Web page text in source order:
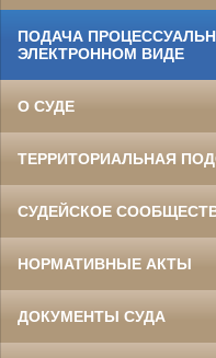
ПОДАЧА
ЭЛЕКТРОННОМ ВИДЕ
О СУДЕ
ТЕРРИТОРИАЛЬНАЯ
СУДЕЙСКОЕ
НОРМАТИВНЫЕ АКТЫ
ДОКУМЕНТЫ СУДА